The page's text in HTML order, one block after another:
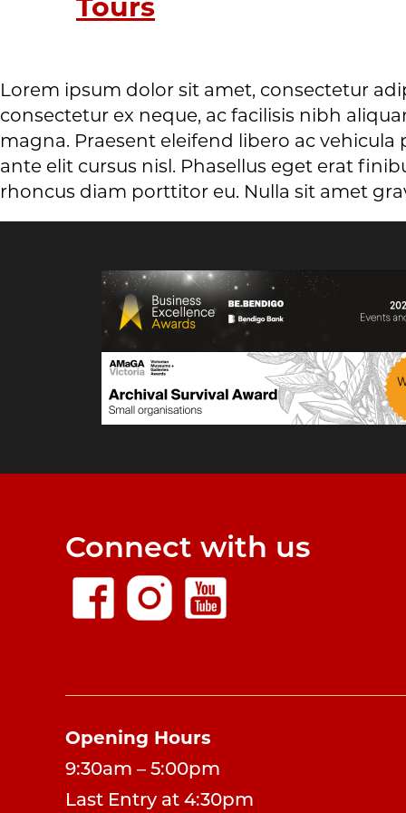
Lorem ipsum dolor sit amet, consectetur
consectetur ex neque, ac facilisis nibh
magna. Praesent eleifend libero ac
ante elit cursus nisl. Phasellus eget erat
rhoncus diam porttitor eu. Nulla sit amet
Connect with us
Opening Hours
9:30am – 5:00pm
Last Entry at 4:30pm